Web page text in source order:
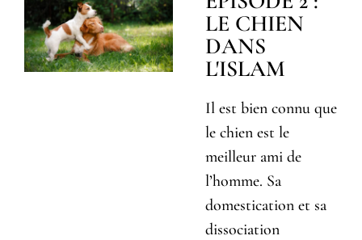
LE CHIEN
DANS
L'ISLAM
Il est bien connu que
le chien est le
meilleur ami de
l’homme. Sa
domestication et sa
dissociation